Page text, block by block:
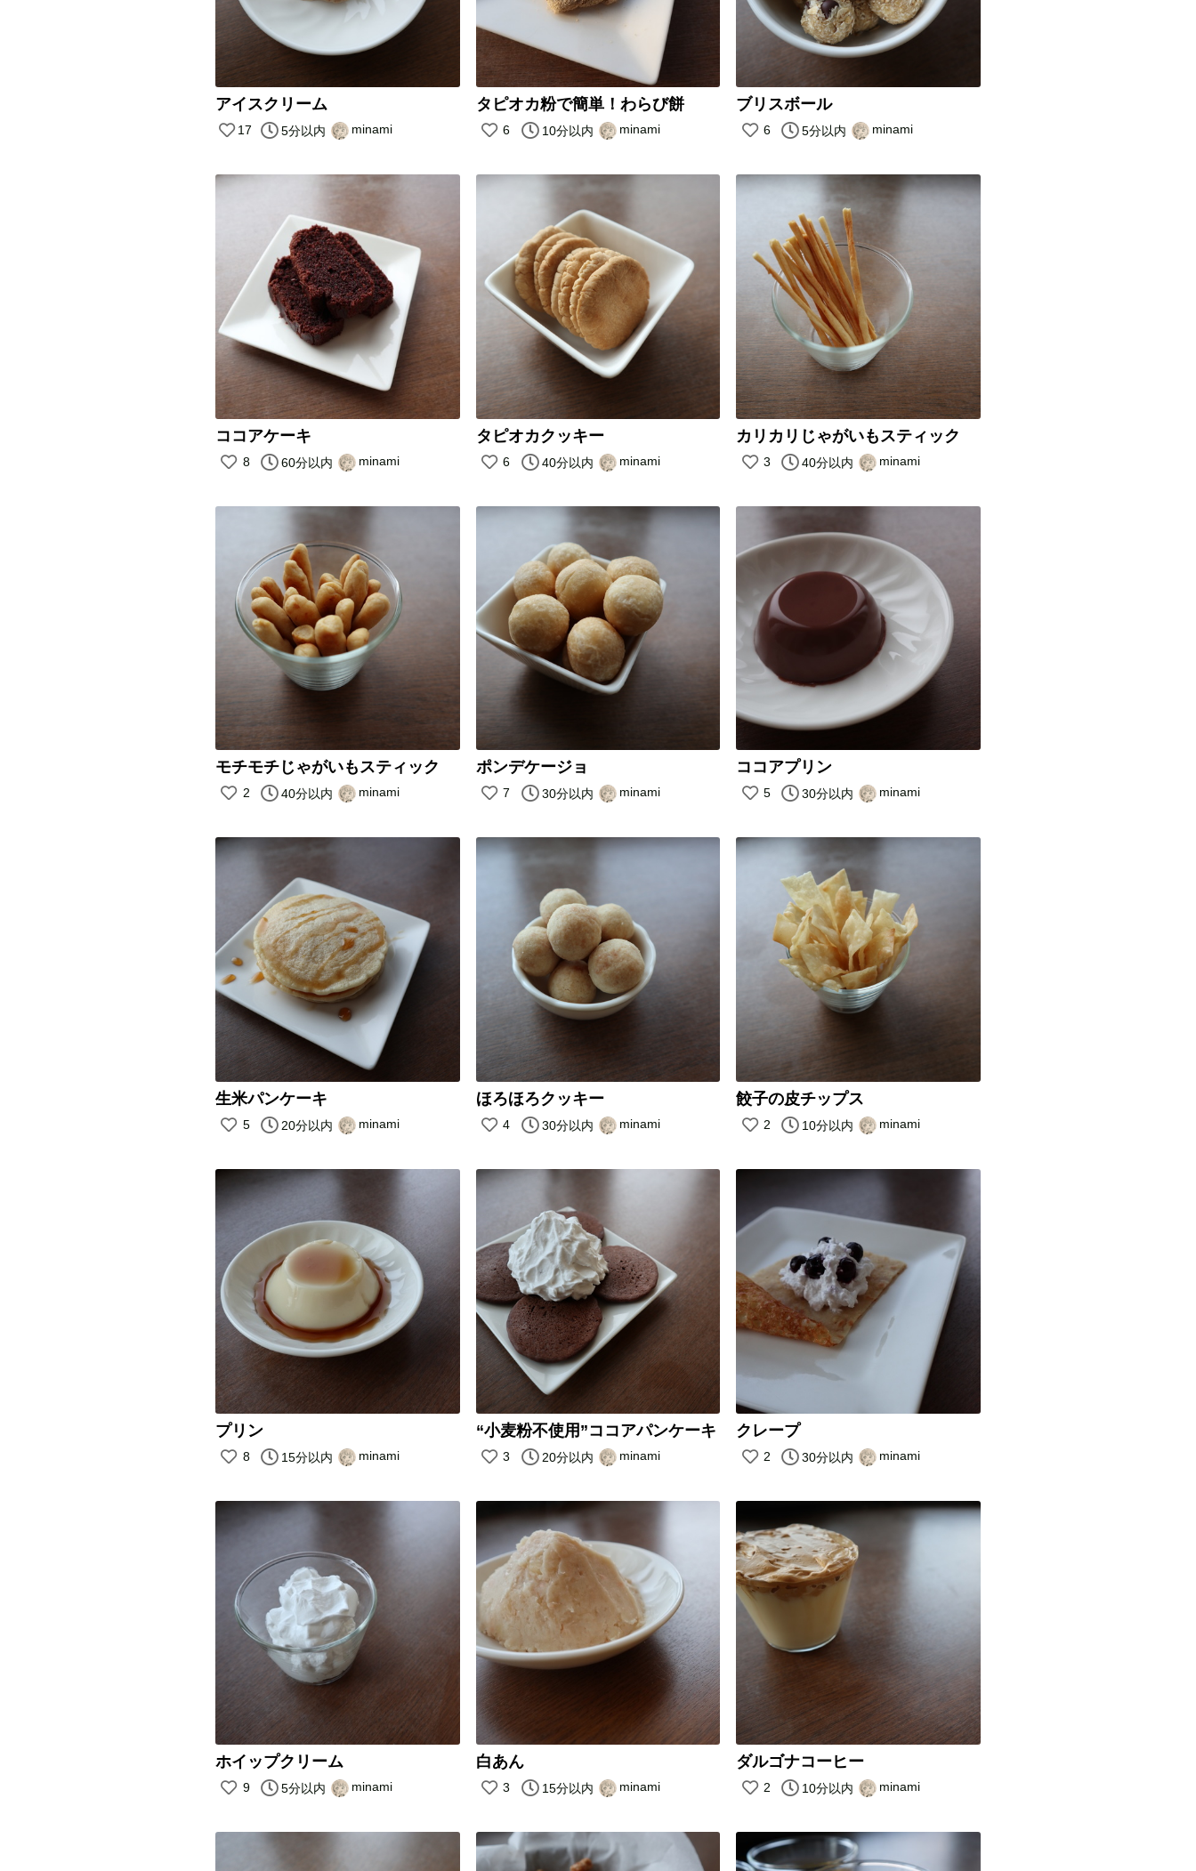
アイスクリーム
17 5分以内 minami
タピオカ粉で簡単！わらび餅
6 10分以内 minami
ブリスボール
6 5分以内 minami
ココアケーキ
8 60分以内 minami
タピオカクッキー
6 40分以内 minami
カリカリじゃがいもスティック
3 40分以内 minami
モチモチじゃがいもスティック
2 40分以内 minami
ポンデケージョ
7 30分以内 minami
ココアプリン
5 30分以内 minami
生米パンケーキ
5 20分以内 minami
ほろほろクッキー
4 30分以内 minami
餃子の皮チップス
2 10分以内 minami
プリン
8 15分以内 minami
“小麦粉不使用”ココアパンケーキ
3 20分以内 minami
クレープ
2 30分以内 minami
ホイップクリーム
9 5分以内 minami
白あん
3 15分以内 minami
ダルゴナコーヒー
2 10分以内 minami